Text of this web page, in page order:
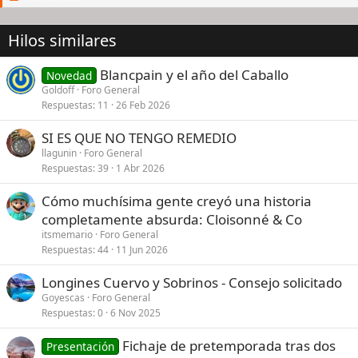
Hilos similares
Novedad Blancpain y el año del Caballo
Goldoff Foro General
Respuestas 11 26 Feb 2026
SI ES QUE NO TENGO REMEDIO
llagunin Foro General
Respuestas 39 1 Abr 2026
Cómo muchísima gente creyó una historia
completamente absurda: Cloisonné & Co
itsmemario Foro General
Respuestas 44 11 Jun 2026
Longines Cuervo y Sobrinos - Consejo solicitado
Goyescas
Foro General
Respuestas 0 6 Nov 2025
Presentación Fichaje de pretemporada tras dos